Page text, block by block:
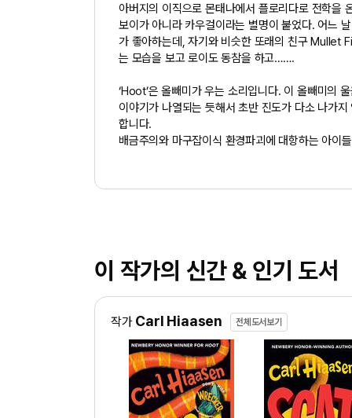
아버지의 이직으로 몬태나에서 플로리다로 전학을
보이가 아니라 카우걸이라는 별명이 붙었다. 어느
가 좋아하는데, 자기와 비슷한 또래의 친구 Mullet
는 모습을 보고 로이도 동참을 하고…….
‘Hoot’은 올빼미가 우는 소리입니다. 이 올빼미의
이야기가 나열되는 듯해서 초반 진도가 다소 나가
합니다.
배금주의와 마구잡이식 환경파괴에 대항하는 아이
이 작가의 신간 & 인기 도서
작가 Carl Hiaasen 전체도서보기